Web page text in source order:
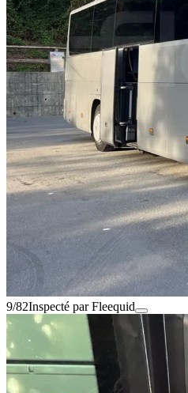
9/82Inspecté par Fleequid